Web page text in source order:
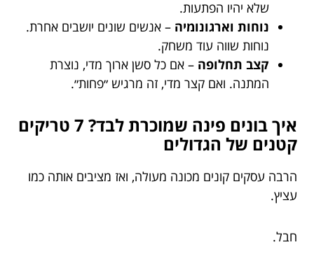
שלא יהיו הפתעות.
נוחות וארגונומיה – אנשים שונים יושבים אחרת.
נוחות שווה עוד משחק.
קצב תחלופה – אם כל סשן ארוך מדי, נוצרת
המתנה. ואם קצר מדי, זה מרגיש ״פחות״.
איך בונים פינה שמוכרת לבד? 7 טריקים
קטנים של הגדולים
הרבה עסקים קונים מכונה מעולה, ואז מציבים אותה כמו
עציץ.
חבל.